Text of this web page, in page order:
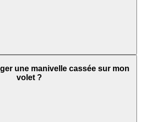
une manivelle cassée sur mon
volet ?